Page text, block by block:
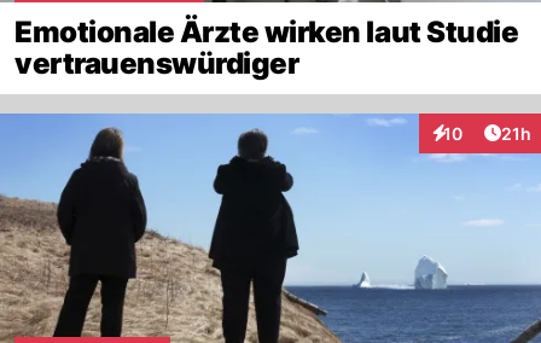
Emotionale Ärzte wirken laut Studie
vertrauenswürdiger
10
Interaktionen
21h